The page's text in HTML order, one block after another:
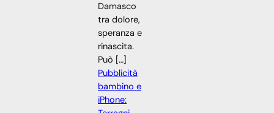
Damasco
tra dolore,
speranza e
rinascita.
Può […]
Pubblicità
bambino e
iPhone: